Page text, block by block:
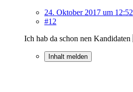
24. Oktober 2017 um 12:52
#12
Ich hab da schon nen Kandidaten
Inhalt melden